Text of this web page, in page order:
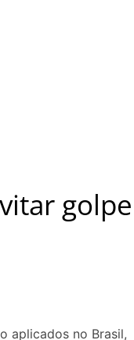
golpe
aplicados no Brasil,